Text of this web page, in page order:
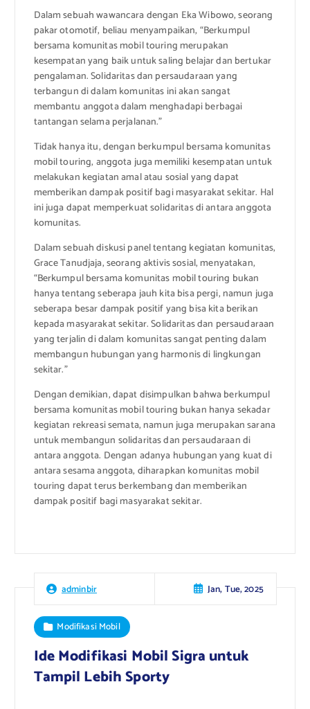
Dalam sebuah wawancara dengan Eka Wibowo, seorang
pakar otomotif, beliau menyampaikan, “Berkumpul
bersama komunitas mobil touring merupakan
kesempatan yang baik untuk saling belajar dan bertukar
pengalaman. Solidaritas dan persaudaraan yang
terbangun di dalam komunitas ini akan sangat
membantu anggota dalam menghadapi berbagai
tantangan selama perjalanan.”
Tidak hanya itu, dengan berkumpul bersama komunitas
mobil touring, anggota juga memiliki kesempatan untuk
melakukan kegiatan amal atau sosial yang dapat
memberikan dampak positif bagi masyarakat sekitar. Hal
ini juga dapat memperkuat solidaritas di antara anggota
komunitas.
Dalam sebuah diskusi panel tentang kegiatan komunitas,
Grace Tanudjaja, seorang aktivis sosial, menyatakan,
“Berkumpul bersama komunitas mobil touring bukan
hanya tentang seberapa jauh kita bisa pergi, namun juga
seberapa besar dampak positif yang bisa kita berikan
kepada masyarakat sekitar. Solidaritas dan persaudaraan
yang terjalin di dalam komunitas sangat penting dalam
membangun hubungan yang harmonis di lingkungan
sekitar.”
Dengan demikian, dapat disimpulkan bahwa berkumpul
bersama komunitas mobil touring bukan hanya sekadar
kegiatan rekreasi semata, namun juga merupakan sarana
untuk membangun solidaritas dan persaudaraan di
antara anggota. Dengan adanya hubungan yang kuat di
antara sesama anggota, diharapkan komunitas mobil
touring dapat terus berkembang dan memberikan
dampak positif bagi masyarakat sekitar.
adminbir Jan, Tue, 2025
Modifikasi Mobil
Ide Modifikasi Mobil Sigra untuk
Tampil Lebih Sporty